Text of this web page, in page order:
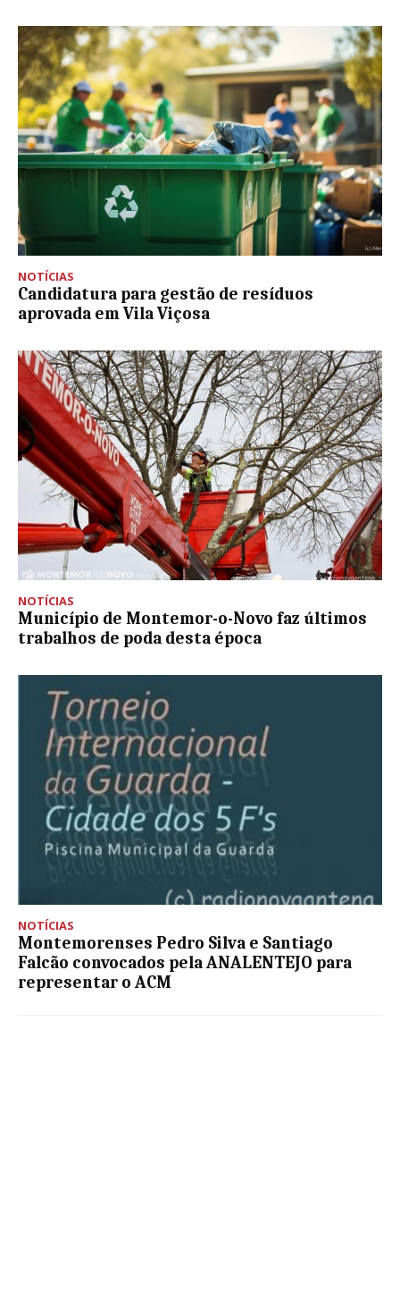
NOTÍCIAS
Candidatura para gestão de resíduos
aprovada em Vila Viçosa
NOTÍCIAS
Município de Montemor-o-Novo faz últimos
trabalhos de poda desta época
NOTÍCIAS
Montemorenses Pedro Silva e Santiago
Falcão convocados pela ANALENTEJO para
representar o ACM